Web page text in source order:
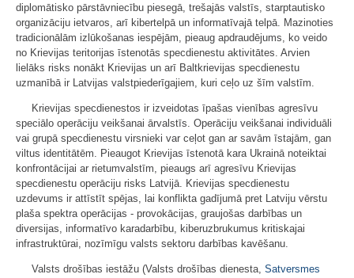
diplomātisko pārstāvniecību piesegā, trešajās valstīs, starptautisko
organizāciju ietvaros, arī kibertelpā un informatīvajā telpā. Mazinoties
tradicionālām izlūkošanas iespējām, pieaug apdraudējums, ko veido
no Krievijas teritorijas īstenotās specdienestu aktivitātes. Arvien
lielāks risks nonākt Krievijas un arī Baltkrievijas specdienestu
uzmanībā ir Latvijas valstpiederīgajiem, kuri ceļo uz šīm valstīm.
Krievijas specdienestos ir izveidotas īpašas vienības agresīvu
speciālo operāciju veikšanai ārvalstīs. Operāciju veikšanai individuāli
vai grupā specdienestu virsnieki var ceļot gan ar savām īstajām, gan
viltus identitātēm. Pieaugot Krievijas īstenotā kara Ukrainā noteiktai
konfrontācijai ar rietumvalstīm, pieaugs arī agresīvu Krievijas
specdienestu operāciju risks Latvijā. Krievijas specdienestu
uzdevums ir attīstīt spējas, lai konflikta gadījumā pret Latviju vērstu
plaša spektra operācijas - provokācijas, graujošas darbības un
diversijas, informatīvo karadarbību, kiberuzbrukumus kritiskajai
infrastruktūrai, nozīmīgu valsts sektoru darbības kavēšanu.
Valsts drošības iestāžu (Valsts drošības dienesta, Satversmes